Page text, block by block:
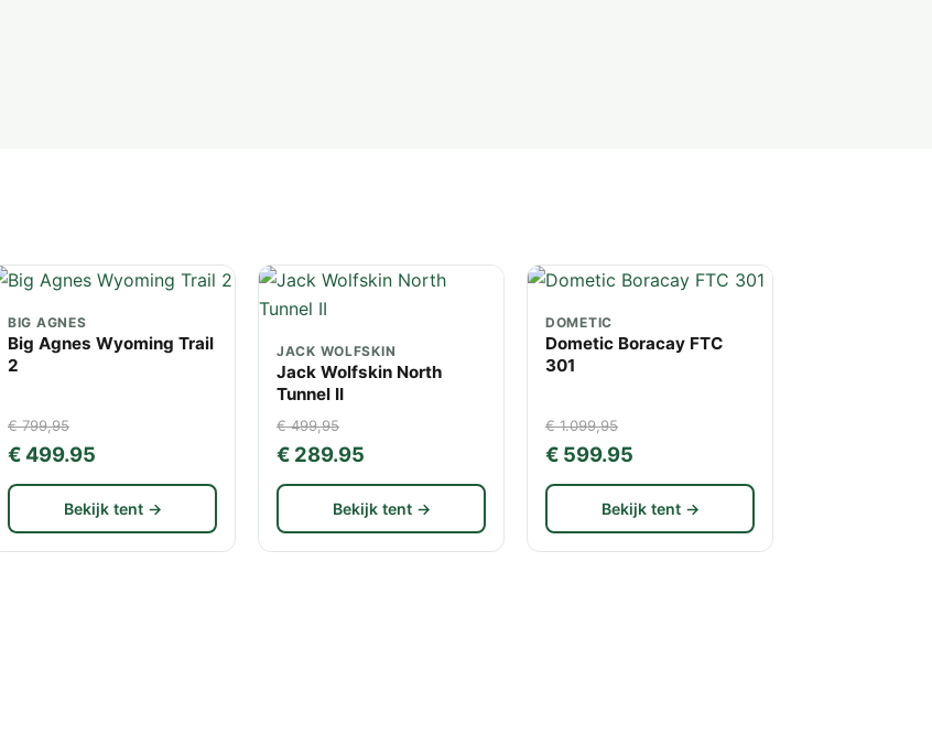
BIG AGNES
Big Agnes Wyoming Trail
2
€ 799,95
€ 499.95
Bekijk tent →
JACK WOLFSKIN
Jack Wolfskin North
Tunnel II
€ 499,95
€ 289.95
Bekijk tent →
DOMETIC
Dometic Boracay FTC
301
€ 1.099,95
€ 599.95
Bekijk tent →